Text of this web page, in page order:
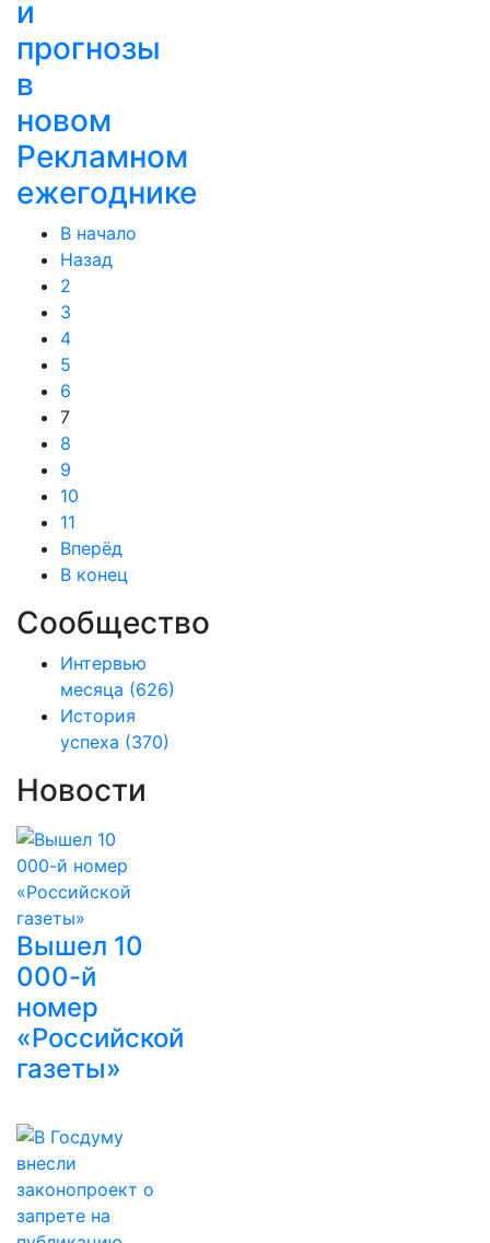
и
прогнозы
в
новом
Рекламном
ежегоднике
В начало
Назад
2
3
4
5
6
7
8
9
10
11
Вперёд
В конец
Сообщество
Интервью
месяца (626)
История
успеха (370)
Новости
Вышел 10
000-й
номер
«Российской
газеты»